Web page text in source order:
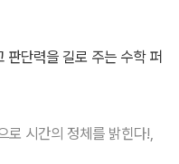
판단력을 길로 주는 수학 퍼
로 시간의 정체를 밝힌다!,